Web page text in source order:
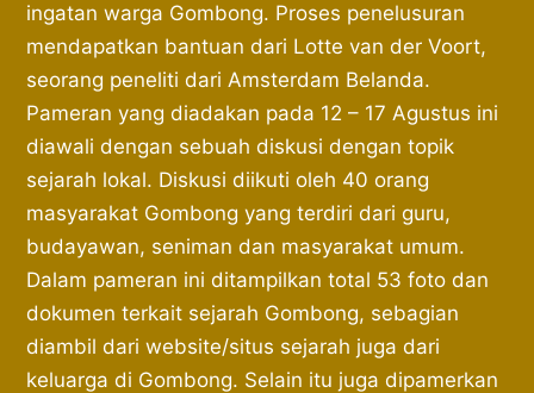
ingatan warga Gombong. Proses penelusuran
mendapatkan bantuan dari Lotte van der Voort,
seorang peneliti dari Amsterdam Belanda.
Pameran yang diadakan pada 12 – 17 Agustus ini
diawali dengan sebuah diskusi dengan topik
sejarah lokal. Diskusi diikuti oleh 40 orang
masyarakat Gombong yang terdiri dari guru,
budayawan, seniman dan masyarakat umum.
Dalam pameran ini ditampilkan total 53 foto dan
dokumen terkait sejarah Gombong, sebagian
diambil dari website/situs sejarah juga dari
keluarga di Gombong. Selain itu juga dipamerkan